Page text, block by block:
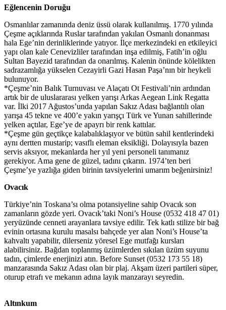
Eğlencenin Doruğu
Osmanlılar zamanında deniz üssü olarak kullanılmış. 1770 yılında
Çeşme açıklarında Ruslar tarafından yakılan Osmanlı donanması
hala Ege’nin derinliklerinde yatıyor. İlçe merkezindeki en etkileyici
yapı olan kale Cenevizliler tarafından inşa edilmiş, Fatih’in oğlu
Sultan Bayezid tarafından da onarılmış. Kalenin önünde kölelikten
sadrazamlığa yükselen Cezayirli Gazi Hasan Paşa’nın bir heykeli
bulunuyor.
*Çeşme’nin Balık Turnuvası ve Alaçatı Ot Festivali’nin ardından
artık bir de uluslararası yelken yarışı Arkas Aegean Link Regatta
var. İlki 2017 Ağustos’unda yapılan Sakız Adası bağlantılı olan
yarışa 45 tekne ve 400’e yakın yarışçı Türk ve Yunan sahillerinde
yelken açtılar, Ege’ye de apayrı bir renk kattılar.
*Çeşme gün geçtikçe kalabalıklaşıyor ve bütün sahil kentlerindeki
aynı dertten mustarip; vasıflı eleman eksikliği. Dolayısıyla bazen
servis aksıyor, mekanlarda her yıl yeni personeli tanımanız
gerekiyor. Ama gene de güzel, tadını çıkarın. 1974’ten beri
Çeşme’ye yazlığa giden birinin tavsiyelerini umarım beğenirsiniz!
Ovacık
Türkiye’nin Toskana’sı olma potansiyeline sahip Ovacık son
zamanların gözde yeri. Ovacık’taki Noni’s House (0532 418 47 01)
yeryüzünde cenneti arayanlara tavsiye edilir. Tek katlı stilize bir bağ
evinin ortasına kurulu masalsı bahçede yer alan Noni’s House’ta
kahvaltı yapabilir, dilerseniz yöresel Ege mutfağı kursları
alabilirsiniz. Bağdan toplanmış üzümlerden sıkılan üzüm suyunu
tadın, çimlerde enerjinizi atın. Before Sunset (0532 173 55 18)
manzarasında Sakız Adası olan bir plaj. Akşam üzeri partileri süper,
oturup etrafı ve mekanın adına layık manzarayı seyredin.
Altınkum